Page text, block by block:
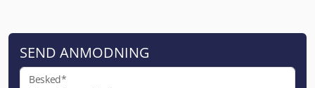
SEND ANMODNING
Besked*